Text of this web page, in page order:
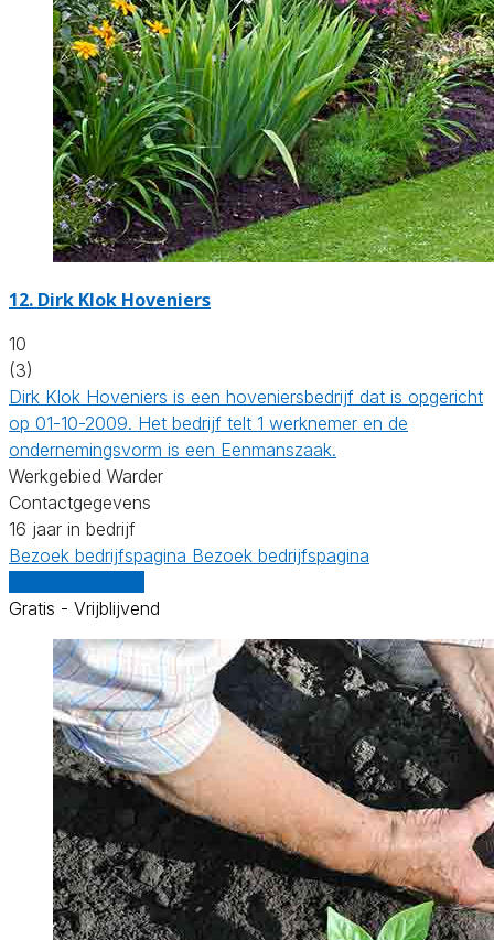
12. Dirk Klok Hoveniers
10
(3)
Dirk Klok Hoveniers is een hoveniersbedrijf dat is opgericht
op 01-10-2009. Het bedrijf telt 1 werknemer en de
ondernemingsvorm is een Eenmanszaak.
Werkgebied Warder
Contactgegevens
16 jaar in bedrijf
Bezoek bedrijfspagina Bezoek bedrijfspagina
Gratis - Vrijblijvend